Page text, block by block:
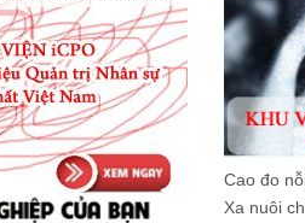
Cao đo
Xa nuôi